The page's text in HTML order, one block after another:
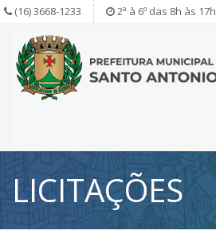
(16) 3668-1233 2ª à 6º das 8h às 17h
LICITAÇÕES